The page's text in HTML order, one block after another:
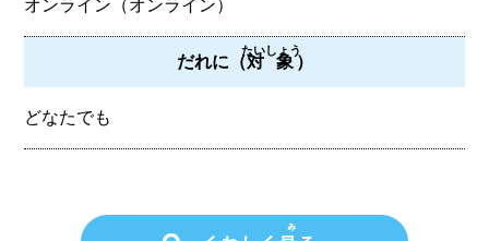
オンライン（オンライン）
だれに（対象
たいしょう
）
どなたでも